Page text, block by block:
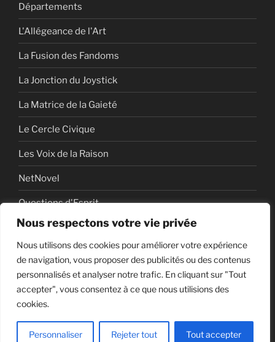
Nous respectons votre vie privée
Nous utilisons des cookies pour améliorer votre expérience
de navigation, vous proposer des publicités ou des contenus
personnalisés et analyser notre trafic. En cliquant sur "Tout
accepter", vous consentez à ce que nous utilisions des
cookies.
Personnaliser Rejeter tout Tout accepter
Départements
L'Allégeance de l'Art
La Fusion des Fandoms
La Jonction du Joystick
La Matrice de la Gaieté
Le Cercle Civique
Les Voix de la Raison
NetNovel
Questions d'Esprit
Série
Série vidéo
WordPress